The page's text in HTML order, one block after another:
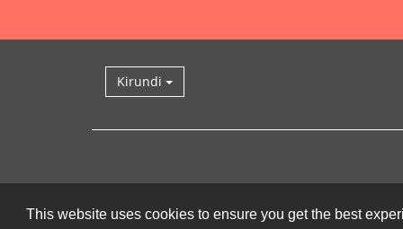
This website uses cookies to ensure you get the best
Kirundi